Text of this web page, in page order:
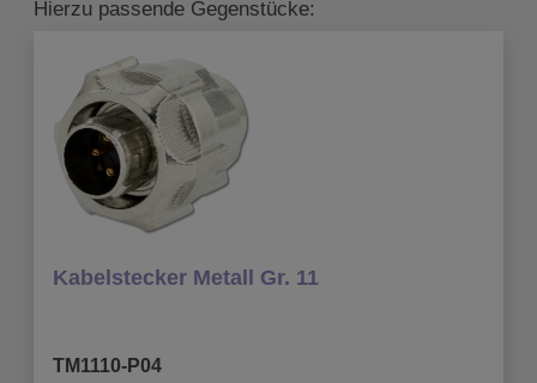
Hierzu passende Gegenstücke:
Kabelstecker Metall Gr. 11
TM1110-P04